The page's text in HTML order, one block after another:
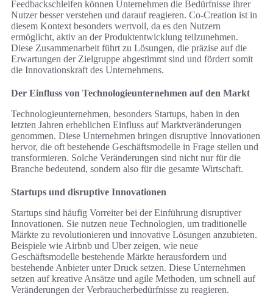
Feedbackschleifen können Unternehmen die Bedürfnisse ihrer
Nutzer besser verstehen und darauf reagieren. Co-Creation ist in
diesem Kontext besonders wertvoll, da es den Nutzern
ermöglicht, aktiv an der Produktentwicklung teilzunehmen.
Diese Zusammenarbeit führt zu Lösungen, die präzise auf die
Erwartungen der Zielgruppe abgestimmt sind und fördert somit
die Innovationskraft des Unternehmens.
Der Einfluss von Technologieunternehmen auf den Markt
Technologieunternehmen, besonders Startups, haben in den
letzten Jahren erheblichen Einfluss auf Marktveränderungen
genommen. Diese Unternehmen bringen disruptive Innovationen
hervor, die oft bestehende Geschäftsmodelle in Frage stellen und
transformieren. Solche Veränderungen sind nicht nur für die
Branche bedeutend, sondern also für die gesamte Wirtschaft.
Startups und disruptive Innovationen
Startups sind häufig Vorreiter bei der Einführung disruptiver
Innovationen. Sie nutzen neue Technologien, um traditionelle
Märkte zu revolutionieren und innovative Lösungen anzubieten.
Beispiele wie Airbnb und Uber zeigen, wie neue
Geschäftsmodelle bestehende Märkte herausfordern und
bestehende Anbieter unter Druck setzen. Diese Unternehmen
setzen auf kreative Ansätze und agile Methoden, um schnell auf
Veränderungen der Verbraucherbedürfnisse zu reagieren.